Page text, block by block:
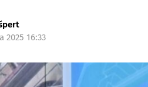
2025 16:33